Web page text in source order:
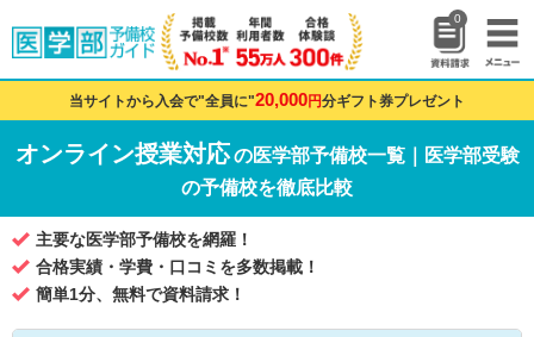
0
当サイトから入会で"全員に"20,000円分ギフト券プレゼント
オンライン授業対応 の医学部予備校一覧｜医学部受験
の予備校を徹底比較
主要な医学部予備校を網羅！
合格実績・学費・口コミを多数掲載！
簡単1分、無料で資料請求！